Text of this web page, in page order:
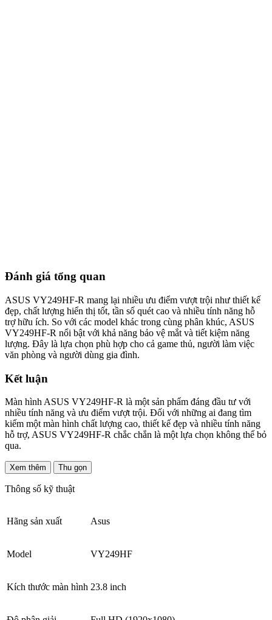
Đánh giá tổng quan
ASUS VY249HF-R mang lại nhiều ưu điểm vượt trội như thiết kế
đẹp, chất lượng hiển thị tốt, tần số quét cao và nhiều tính năng hỗ
trợ hữu ích. So với các model khác trong cùng phân khúc, ASUS
VY249HF-R nổi bật với khả năng bảo vệ mắt và tiết kiệm năng
lượng. Đây là lựa chọn phù hợp cho cả game thủ, người làm việc
văn phòng và người dùng gia đình.
Kết luận
Màn hình ASUS VY249HF-R là một sản phẩm đáng đầu tư với
nhiều tính năng và ưu điểm vượt trội. Đối với những ai đang tìm
kiếm một màn hình chất lượng cao, thiết kế đẹp và nhiều tính năng
hỗ trợ, ASUS VY249HF-R chắc chắn là một lựa chọn không thể bỏ
qua.
Xem thêm Thu gọn
Thông số kỹ thuật
Hãng sản xuất Asus
Model VY249HF
Kích thước màn hình 23.8 inch